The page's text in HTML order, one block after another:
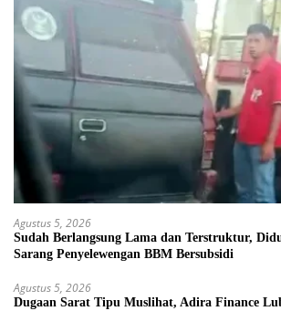
Agustus 5, 2026
Sudah Berlangsung Lama dan Terstruktur,
Sarang Penyelewengan BBM Bersubsidi
Agustus 5, 2026
Dugaan Sarat Tipu Muslihat, Adira Finance